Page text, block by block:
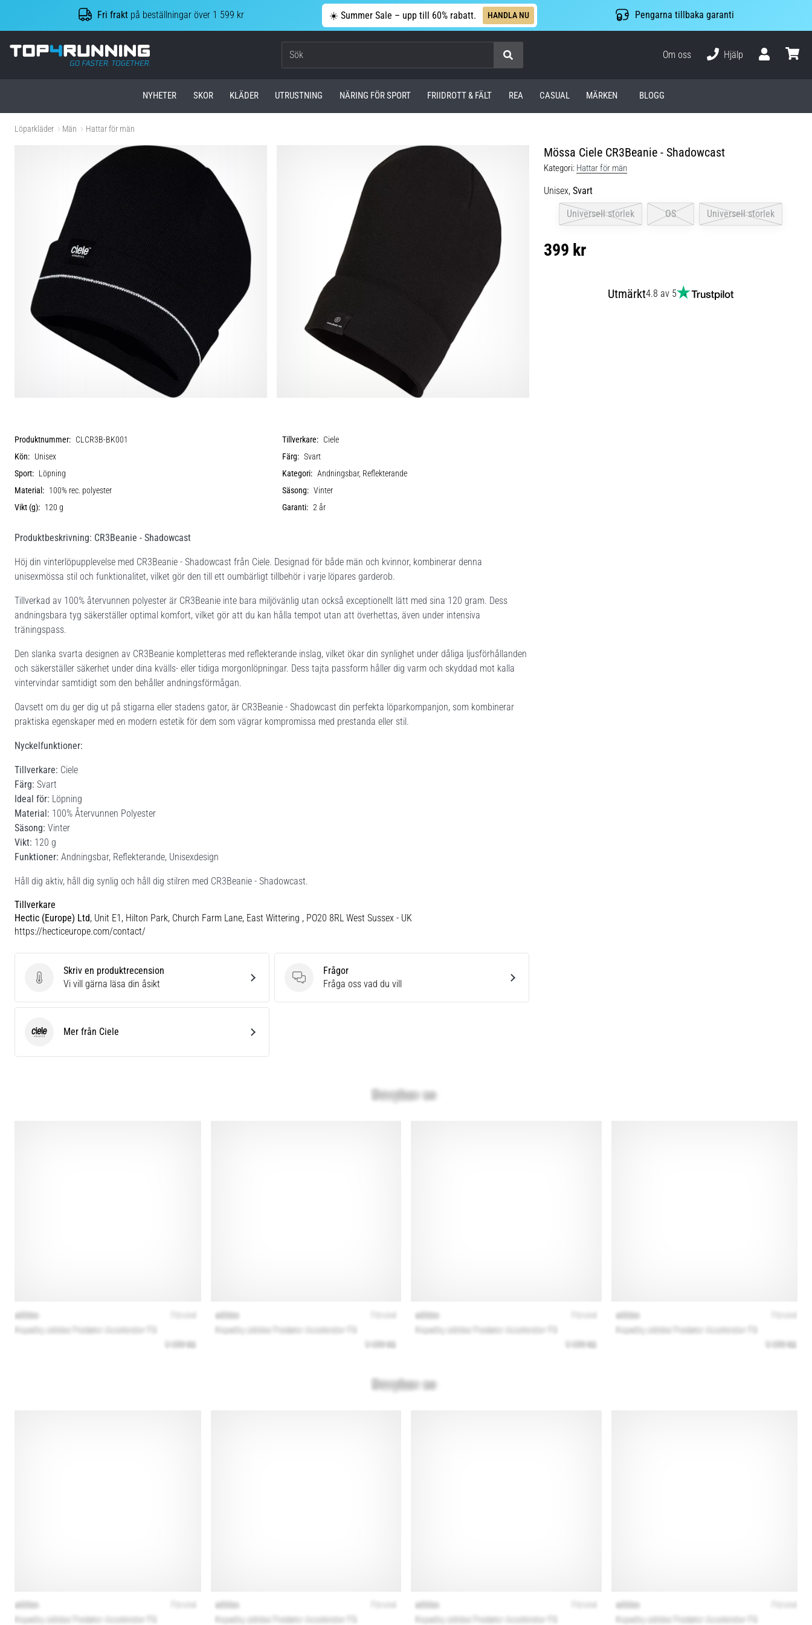
Fri frakt på beställningar över 1 599 kr ☀️ Summer Sale – upp till 60% rabatt. HANDLA NU Pengarna tillbaka garanti
Top4Running.se
Om oss
Hjälp
NYHETER SKOR KLÄDER UTRUSTNING NÄRING FÖR SPORT FRIIDROTT & FÄLT REA CASUAL MÄRKEN BLOGG
Löparkläder Män Hattar för män
Mössa Ciele CR3Beanie - Shadowcast
Kategori: Hattar för män
Unisex, Svart
Universell storlek
OS Universell storlek
399 kr
Utmärkt4.8 av 5
Produktnummer: CLCR3B-BK001 Tillverkare: Ciele
Kön: Unisex Färg: Svart
Sport: Löpning Kategori: Andningsbar, Reflekterande
Material: 100% rec. polyester Säsong: Vinter
Vikt (g): 120 g Garanti: 2 år
Produktbeskrivning: CR3Beanie - Shadowcast
Höj din vinterlöpupplevelse med CR3Beanie - Shadowcast från Ciele. Designad för både män och kvinnor, kombinerar denna
unisexmössa stil och funktionalitet, vilket gör den till ett oumbärligt tillbehör i varje löpares garderob.
Tillverkad av 100% återvunnen polyester är CR3Beanie inte bara miljövänlig utan också exceptionellt lätt med sina 120 gram. Dess
andningsbara tyg säkerställer optimal komfort, vilket gör att du kan hålla tempot utan att överhettas, även under intensiva
träningspass.
Den slanka svarta designen av CR3Beanie kompletteras med reflekterande inslag, vilket ökar din synlighet under dåliga ljusförhållanden
och säkerställer säkerhet under dina kvälls- eller tidiga morgonlöpningar. Dess tajta passform håller dig varm och skyddad mot kalla
vintervindar samtidigt som den behåller andningsförmågan.
Oavsett om du ger dig ut på stigarna eller stadens gator, är CR3Beanie - Shadowcast din perfekta löparkompanjon, som kombinerar
praktiska egenskaper med en modern estetik för dem som vägrar kompromissa med prestanda eller stil.
Nyckelfunktioner:
Tillverkare: Ciele
Färg: Svart
Ideal för: Löpning
Material: 100% Återvunnen Polyester
Säsong: Vinter
Vikt: 120 g
Funktioner: Andningsbar, Reflekterande, Unisexdesign
Håll dig aktiv, håll dig synlig och håll dig stilren med CR3Beanie - Shadowcast.
Tillverkare
Hectic (Europe) Ltd, Unit E1, Hilton Park, Church Farm Lane, East Wittering , PO20 8RL West Sussex - UK
https://hecticeurope.com/contact/
Skriv en produktrecension
Skriv en produktrecension
Vi vill gärna läsa din åsikt
Frågor
Frågor
Fråga oss vad du vill
Ciele Mer från Ciele